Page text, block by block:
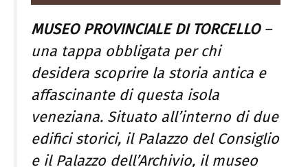
MUSEO PROVINCIALE DI TORCELLO–
una tappa obbligata per chi
desidera scoprire la storia antica e
affascinante di questa isola
veneziana. Situato all’interno di due
edifici storici, il Palazzo del Consiglio
e il Palazzo dell’Archivio, il museo